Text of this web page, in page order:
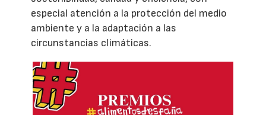
especial atención a la protección del medio
ambiente y a la adaptación a las
circunstancias climáticas.